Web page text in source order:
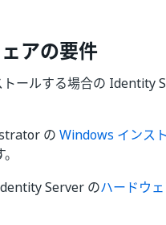
アの要件
ールする場合の Identity
の Windows インス
Server のハードウ